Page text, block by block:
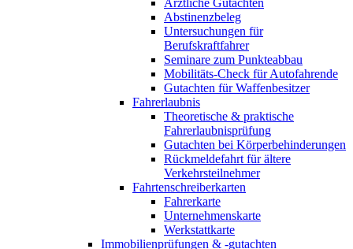
Abstinenzbeleg
Untersuchungen für
Berufskraftfahrer
Seminare zum Punkteabbau
Mobilitäts-Check für Autofahrende
Gutachten für Waffenbesitzer
Fahrerlaubnis
Theoretische & praktische
Fahrerlaubnisprüfung
Gutachten bei Körperbehinderungen
Rückmeldefahrt für ältere
Verkehrsteilnehmer
Fahrtenschreiberkarten
Fahrerkarte
Unternehmenskarte
Werkstattkarte
Immobilienprüfungen & -gutachten